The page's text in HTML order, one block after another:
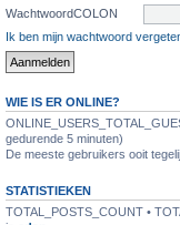
WachtwoordCOLON
Ik ben mijn wachtwoord
WIE IS ER ONLINE?
gedurende 5 minuten)
De meeste gebruikers ooit
STATISTIEKEN
TOTAL_POSTS_COUNT •